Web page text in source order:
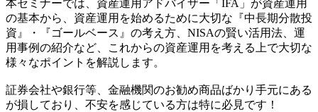
本セミナーでは、資産運用アドバイザー「IFA」が資産運用
の基本から、資産運用を始めるために大切な『中長期分散投
資』・『ゴールベース』の考え方、NISAの賢い活用法、運
用事例の紹介など、これからの資産運用を考える上で大切な
様々なポイントを解説します。
証券会社や銀行等、金融機関のお勧め商品ばかり手元にある
が損しており、不安を感じている方は特に必見です！